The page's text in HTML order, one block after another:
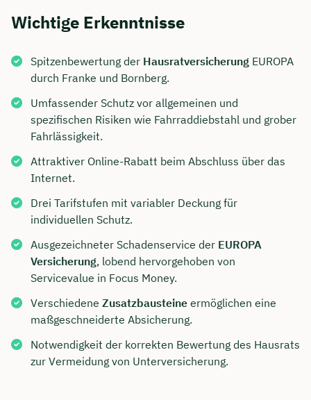
Wichtige Erkenntnisse
Spitzenbewertung der Hausratversicherung EUROPA
durch Franke und Bornberg.
Umfassender Schutz vor allgemeinen und
spezifischen Risiken wie Fahrraddiebstahl und grober
Fahrlässigkeit.
Attraktiver Online-Rabatt beim Abschluss über das
Internet.
Drei Tarifstufen mit variabler Deckung für
individuellen Schutz.
Ausgezeichneter Schadenservice der EUROPA
Versicherung, lobend hervorgehoben von
Servicevalue in Focus Money.
Verschiedene Zusatzbausteine ermöglichen eine
maßgeschneiderte Absicherung.
Notwendigkeit der korrekten Bewertung des Hausrats
zur Vermeidung von Unterversicherung.